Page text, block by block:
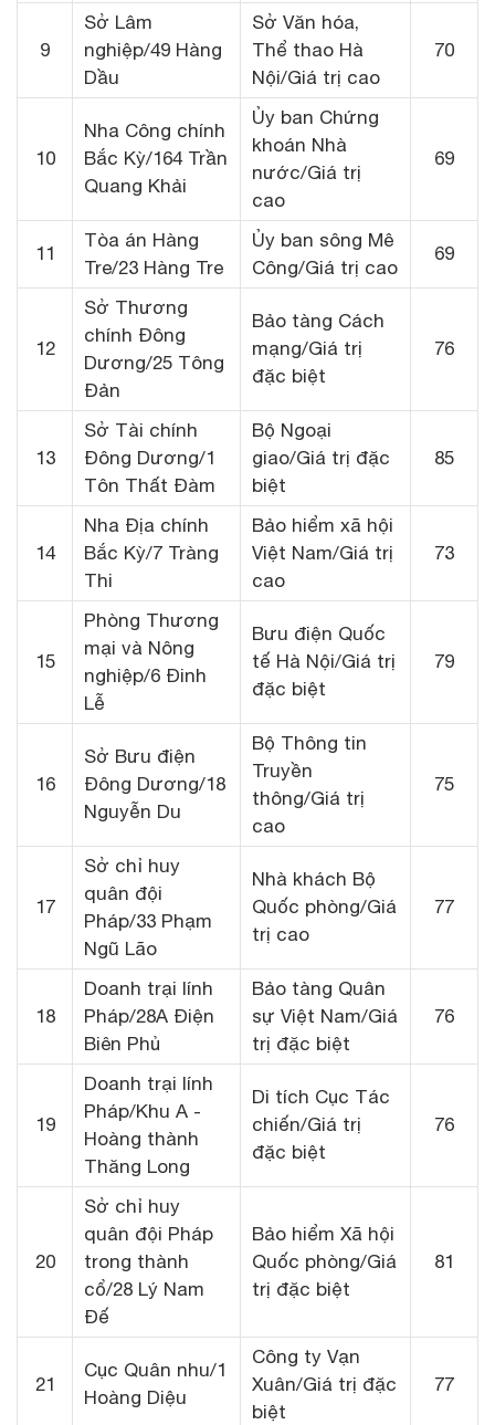
9
Sở Lâm
nghiệp/49 Hàng
Dầu
Sở Văn hóa,
Thể thao Hà
Nội/Giá trị cao
70
10
Nha Công chính
Bắc Kỳ/164 Trần
Quang Khải
Ủy ban Chứng
khoán Nhà
nước/Giá trị
cao
69
11
Tòa án Hàng
Tre/23 Hàng Tre
Ủy ban sông Mê
Công/Giá trị cao
69
12
Sở Thương
chính Đông
Dương/25 Tông
Đản
Bảo tàng Cách
mạng/Giá trị
đặc biệt
76
13
Sở Tài chính
Đông Dương/1
Tôn Thất Đàm
Bộ Ngoại
giao/Giá trị đặc
biệt
85
14
Nha Địa chính
Bắc Kỳ/7 Tràng
Thi
Bảo hiểm xã hội
Việt Nam/Giá trị
cao
73
15
Phòng Thương
mại và Nông
nghiệp/6 Đinh
Lễ
Bưu điện Quốc
tế Hà Nội/Giá trị
đặc biệt
79
16
Sở Bưu điện
Đông Dương/18
Nguyễn Du
Bộ Thông tin
Truyền
thông/Giá trị
cao
75
17
Sở chỉ huy
quân đội
Pháp/33 Phạm
Ngũ Lão
Nhà khách Bộ
Quốc phòng/Giá
trị cao
77
18
Doanh trại lính
Pháp/28A Điện
Biên Phủ
Bảo tàng Quân
sự Việt Nam/Giá
trị đặc biệt
76
19
Doanh trại lính
Pháp/Khu A -
Hoàng thành
Thăng Long
Di tích Cục Tác
chiến/Giá trị
đặc biệt
76
20
Sở chỉ huy
quân đội Pháp
trong thành
cổ/28 Lý Nam
Đế
Bảo hiểm Xã hội
Quốc phòng/Giá
trị đặc biệt
81
21
Cục Quân nhu/1
Hoàng Diệu
Công ty Vạn
Xuân/Giá trị đặc
biệt
77